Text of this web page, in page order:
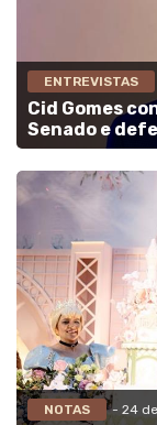
ENTREVISTAS
Cid Gomes
Senado e
NOTAS - 24